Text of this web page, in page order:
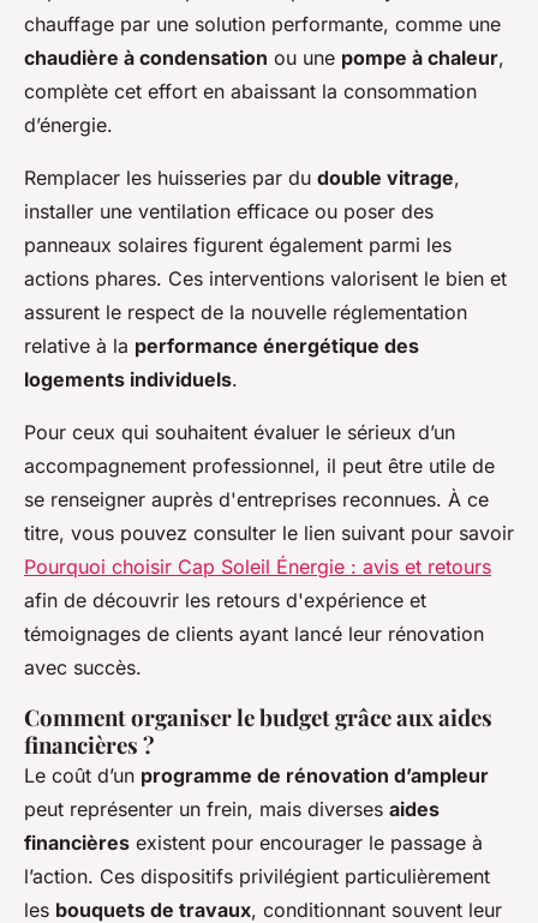
chauffage par une solution performante, comme une
chaudière à condensation ou une pompe à chaleur,
complète cet effort en abaissant la consommation
d’énergie.
Remplacer les huisseries par du double vitrage,
installer une ventilation efficace ou poser des
panneaux solaires figurent également parmi les
actions phares. Ces interventions valorisent le bien et
assurent le respect de la nouvelle réglementation
relative à la performance énergétique des
logements individuels.
Pour ceux qui souhaitent évaluer le sérieux d’un
accompagnement professionnel, il peut être utile de
se renseigner auprès d'entreprises reconnues. À ce
titre, vous pouvez consulter le lien suivant pour savoir
Pourquoi choisir Cap Soleil Énergie : avis et retours
afin de découvrir les retours d'expérience et
témoignages de clients ayant lancé leur rénovation
avec succès.
Comment organiser le budget grâce aux aides
financières ?
Le coût d’un programme de rénovation d’ampleur
peut représenter un frein, mais diverses aides
financières existent pour encourager le passage à
l’action. Ces dispositifs privilégient particulièrement
les bouquets de travaux, conditionnant souvent leur